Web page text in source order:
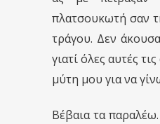
πλατσουκωτή σαν
τράγου. Δεν
γιατί όλες αυτές
μύτη μου για να
Βέβαια τα